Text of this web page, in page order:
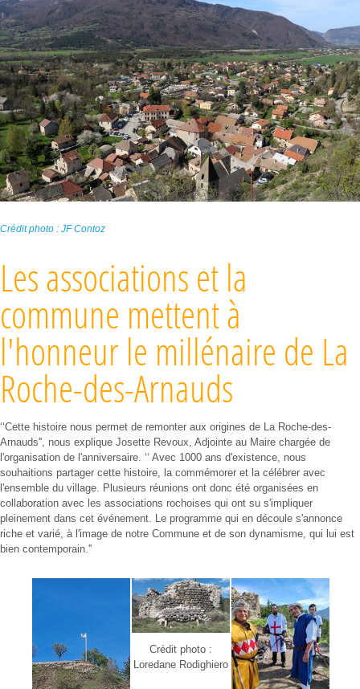
Crédit photo : JF Contoz
Les associations et la
commune mettent à
l'honneur le millénaire de La
Roche-des-Arnauds
‘‘Cette histoire nous permet de remonter aux origines de La Roche-des-
Arnauds'', nous explique Josette Revoux, Adjointe au Maire chargée de
l'organisation de l'anniversaire. ‘‘ Avec 1000 ans d'existence, nous
souhaitions partager cette histoire, la commémorer et la célébrer avec
l'ensemble du village. Plusieurs réunions ont donc été organisées en
collaboration avec les associations rochoises qui ont su s'impliquer
pleinement dans cet événement. Le programme qui en découle s'annonce
riche et varié, à l'image de notre Commune et de son dynamisme, qui lui est
bien contemporain.''
Crédit photo :
Loredane Rodighiero